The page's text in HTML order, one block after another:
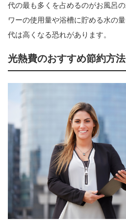
代の最も多くを占めるのがお風呂
ワーの使用量や浴槽に貯める水の
代は高くなる恐れがあります。
光熱費のおすすめ節約方法